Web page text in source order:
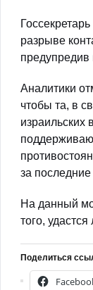
разрыве
предупредив
Аналитики
чтобы та, в
израильских
за последние
На данный
того,
Поделиться